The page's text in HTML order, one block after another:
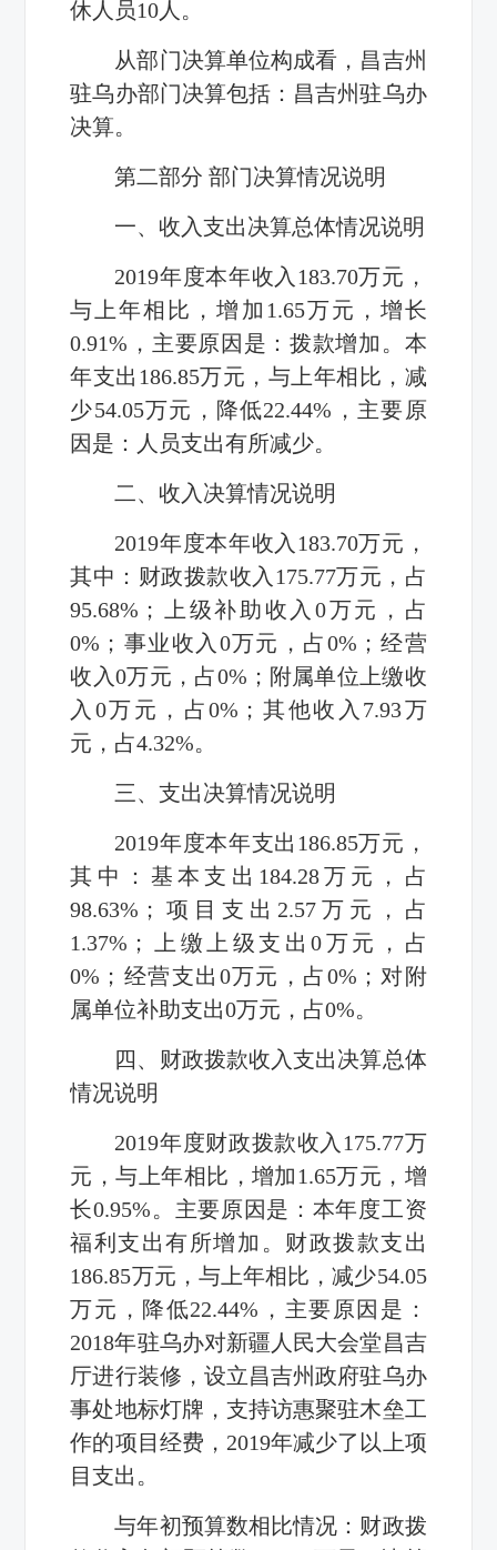
休人员10人。
从部门决算单位构成看， 昌吉州
驻乌办部门决算包括： 昌吉州驻乌办
决算。
第二部分 部门决算情况说明
一、收入支出决算总体情况说明
2019年度本年收入 183.70万元，
与上年相比，增加 1.65万元，增长
0.91% ，主要原因是：拨款增加。本
年支出 186.85万元，与上年相比，减
少54.05万元，降低22.44% ，主要原
因是：人员支出有所减少。
二、收入决算情况说明
2019年度本年收入 183.70万元，
其中：财政拨款收入 175.77万元，占
95.68% ；上级补助收入 0万元，占
0% ；事业收入 0万元，占0% ；经营
收入0万元，占0% ；附属单位上缴收
入 0万元，占0% ；其他收入 7.93万
元，占4.32%。
三、支出决算情况说明
2019年度本年支出 186.85万元，
其中：基本支出 184.28万元，占
98.63% ；项目支出 2.57万元，占
1.37% ；上缴上级支出0万元，占
0% ；经营支出 0万元，占0% ；对附
属单位补助支出0万元，占0%。
四、财政拨款收入支出决算总体
情况说明
2019年度财政拨款收入 175.77万
元，与上年相比，增加1.65万元，增
长0.95%。主要原因是：本年度工资
福利支出有所增加。财政拨款支出
186.85万元，与上年相比，减少54.05
万元，降低22.44% ，主要原因是：
2018年驻乌办对新疆人民大会堂昌吉
厅进行装修，设立昌吉州政府驻乌办
事处地标灯牌，支持访惠聚驻木垒工
作的项目经费， 2019年减少了以上项
目支出。
与年初预算数相比情况：财政拨